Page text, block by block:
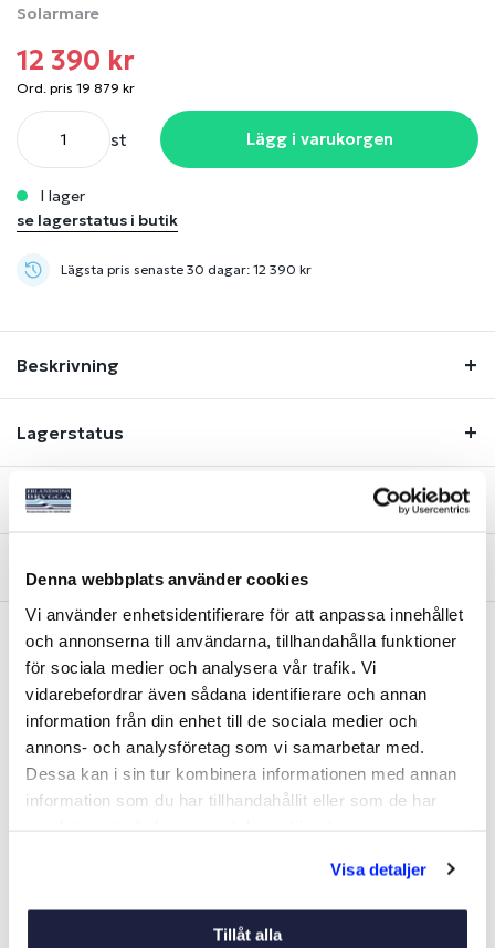
Denna webbplats använder cookies
Vi använder enhetsidentifierare för att anpassa innehållet
och annonserna till användarna, tillhandahålla funktioner
för sociala medier och analysera vår trafik. Vi
vidarebefordrar även sådana identifierare och annan
information från din enhet till de sociala medier och
annons- och analysföretag som vi samarbetar med.
Dessa kan i sin tur kombinera informationen med annan
information som du har tillhandahållit eller som de har
Visa detaljer
Tillåt alla
Solarmare
12 390 kr
Ord. pris 19 879 kr
st Lägg i varukorgen
i lager
se lagerstatus i butik
Lägsta pris senaste 30 dagar: 12 390 kr
Beskrivning
Lagerstatus
Manualer & Länkar
Fråga om produkt
Liknande produkter
-9% -43%
NYHET